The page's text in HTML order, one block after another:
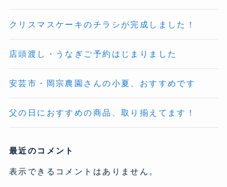
クリスマスケーキのチラシが完成しました！
店頭渡し・うなぎご予約はじまりました
安芸市・岡宗農園さんの小夏、おすすめです
父の日におすすめの商品、取り揃えてます！
最近のコメント
表示できるコメントはありません。